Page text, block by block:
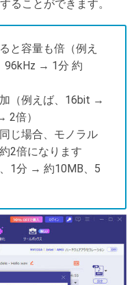
ることができます。
と容量も倍（例え
96kHz → 1分 約
（例えば、16bit →
倍）
じ場合、モノラル
2倍になります
1分 → 約10MB、5